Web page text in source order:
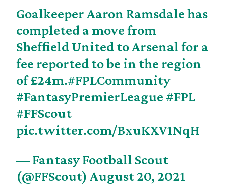
Goalkeeper Aaron Ramsdale has
completed a move from
Sheffield United to Arsenal for a
fee reported to be in the region
of £24m.#FPLCommunity
#FantasyPremierLeague #FPL
#FFScout
pic.twitter.com/BxuKXV1NqH
— Fantasy Football Scout
(@FFScout)August 20, 2021